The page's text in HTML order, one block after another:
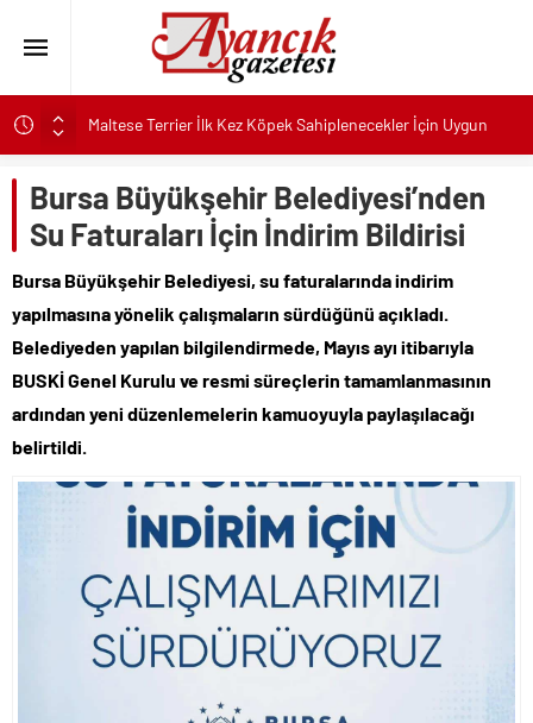
Maltese Terrier İlk Kez Köpek Sahiplenecekler İçin Uygun
Kapadokya Tatilinde Ne Giyilir?
Büyükakın’dan İzmit’in geleceğine yakın takip
Didim Belediyesi’nden Kent Genelinde Yol Bakım ve Onarım
Çalışması
Hastalıktan Ari İşletmelerde Yeni Model Ele Alındı
Kaykay Şampiyonasının Kalbi Osmangazi’de Attı
Didim Belediyesi Üretiyor, Didim Güzelleşiyor
Üsküdar’da Açık Hava Sinema Günleri Nostalji Dolu
Pnömatik Valf Sistemlerinde Verimli Kullanım İpuçları
Sinop’ta Denize Girilecek 3 Mükemmel Yer
Bursa Büyükşehir Belediyesi’nden
Su Faturaları İçin İndirim Bildirisi
Bursa Büyükşehir Belediyesi, su faturalarında indirim
yapılmasına yönelik çalışmaların sürdüğünü açıkladı.
Belediyeden yapılan bilgilendirmede, Mayıs ayı itibarıyla
BUSKİ Genel Kurulu ve resmi süreçlerin tamamlanmasının
ardından yeni düzenlemelerin kamuoyuyla paylaşılacağı
belirtildi.